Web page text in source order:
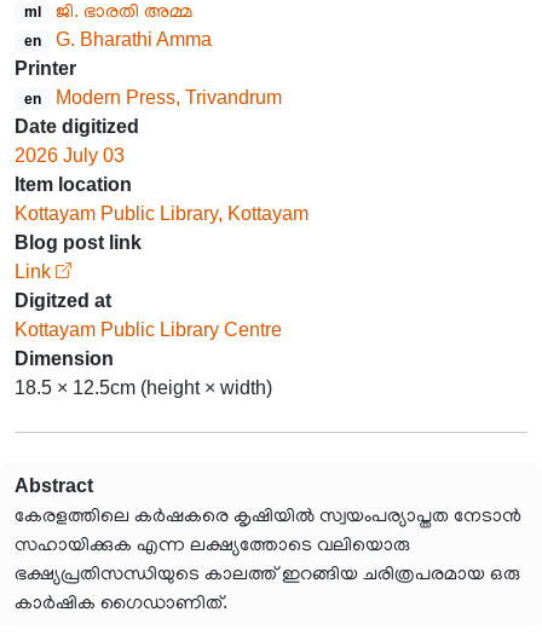
ml ജി. ഭാരതി അമ്മ
en
G. Bharathi Amma
Printer
en
Modern Press, Trivandrum
Date digitized
2026 July 03
Item location
Kottayam Public Library, Kottayam
Blog post link
Link
Digitzed at
Kottayam Public Library Centre
Dimension
18.5 × 12.5cm (height × width)
Abstract
കേരളത്തിലെ കർഷകരെ കൃഷിയിൽ സ്വയംപര്യാപ്തത നേടാൻ
സഹായിക്കുക എന്ന ലക്ഷ്യത്തോടെ വലിയൊരു
ഭക്ഷ്യപ്രതിസന്ധിയുടെ കാലത്ത് ഇറങ്ങിയ ചരിത്രപരമായ ഒരു
കാർഷിക ഗൈഡാണിത്.